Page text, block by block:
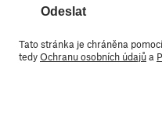
Odeslat
Tato stránka je chráněna
tedyOchranu osobních údajůa